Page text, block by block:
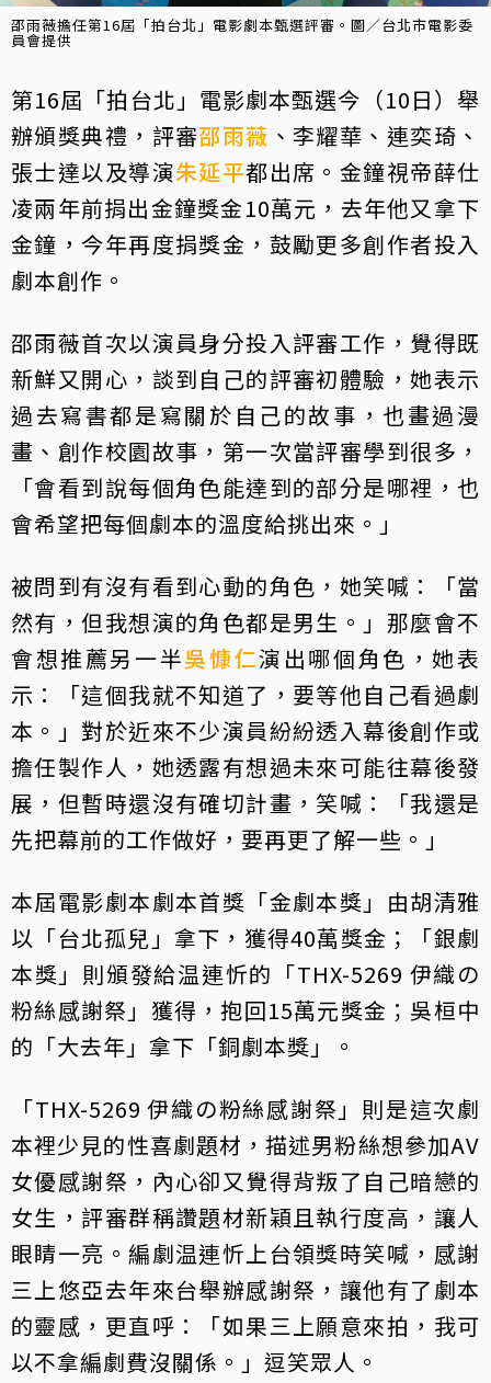
邵雨薇擔任第16屆「拍台北」電影劇本甄選評審。圖／台北市電影委
員會提供
第16屆「拍台北」電影劇本甄選今（10日）舉
辦頒獎典禮，評審邵雨薇 、李耀華、連奕琦、
張士達以及導演朱延平都出席。金鐘視帝薛仕
凌兩年前捐出金鐘獎金10萬元，去年他又拿下
金鐘，今年再度捐獎金，鼓勵更多創作者投入
劇本創作。
邵雨薇首次以演員身分投入評審工作，覺得既
新鮮又開心，談到自己的評審初體驗，她表示
過去寫書都是寫關於自己的故事，也畫過漫
畫、創作校園故事，第一次當評審學到很多，
「會看到說每個角色能達到的部分是哪裡，也
會希望把每個劇本的溫度給挑出來。」
被問到有沒有看到心動的角色，她笑喊：「當
然有，但我想演的角色都是男生。」那麼會不
會想推薦另一半吳慷仁演出哪個角色，她表
示：「這個我就不知道了，要等他自己看過劇
本。」對於近來不少演員紛紛透入幕後創作或
擔任製作人，她透露有想過未來可能往幕後發
展，但暫時還沒有確切計畫，笑喊：「我還是
先把幕前的工作做好，要再更了解一些。」
本屆電影劇本劇本首獎「金劇本獎」由胡清雅
以「台北孤兒」拿下，獲得40萬獎金；「銀劇
本獎」則頒發給温連忻的「THX-5269 伊織の
粉絲感謝祭」獲得，抱回15萬元獎金；吳桓中
的「大去年」拿下「銅劇本獎」。
「THX-5269 伊織の粉絲感謝祭」則是這次劇
本裡少見的性喜劇題材，描述男粉絲想參加AV
女優感謝祭，內心卻又覺得背叛了自己暗戀的
女生，評審群稱讚題材新穎且執行度高，讓人
眼睛一亮。編劇温連忻上台領獎時笑喊，感謝
三上悠亞去年來台舉辦感謝祭，讓他有了劇本
的靈感，更直呼：「如果三上願意來拍，我可
以不拿編劇費沒關係。」逗笑眾人。